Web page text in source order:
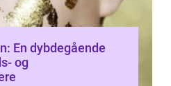
En dybdegående
og